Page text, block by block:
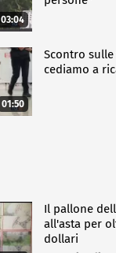
03:04
01:50
Scontro
cediamo a
Il pallone
all'asta per
dollari